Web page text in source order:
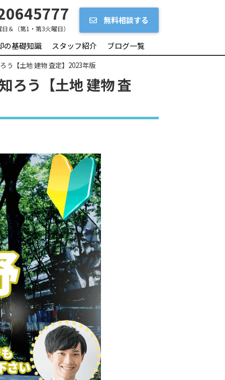
＆（第1・第3火曜日）
無料相談する
の基礎知識 スタッフ紹介 ブログ一覧
う【土地 建物 査定】2023年版
ろう【土地 建物 査